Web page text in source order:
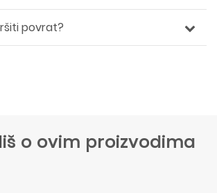
povrat?
o ovim proizvodima